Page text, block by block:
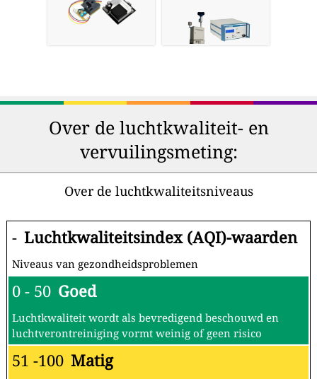
Over de luchtkwaliteit- en
vervuilingsmeting:
Over de luchtkwaliteitsniveaus
- Luchtkwaliteitsindex (AQI)-waarden
Niveaus van gezondheidsproblemen
0 - 50 Goed
Luchtkwaliteit wordt als bevredigend beschouwd en
luchtverontreiniging vormt weinig of geen risico
51 -100 Matig